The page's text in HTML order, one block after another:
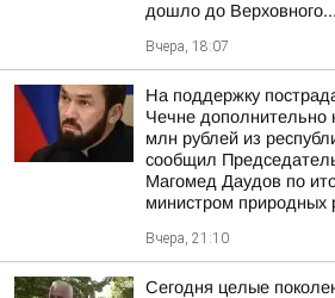
дошло до Верховного...
Вчера, 18:07
На поддержку
Чечне дополнительно
млн рублей из
сообщил
Магомед Даудов по
министром природных
Вчера, 21:10
Сегодня целые